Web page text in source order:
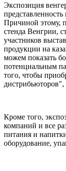
Экспозиция
Причиной этому,
стенда Венгрии,
участников
продукции на
можем показать
потенциальным
того, чтобы
Кроме того,
компаний и все
питания и
оборудование,